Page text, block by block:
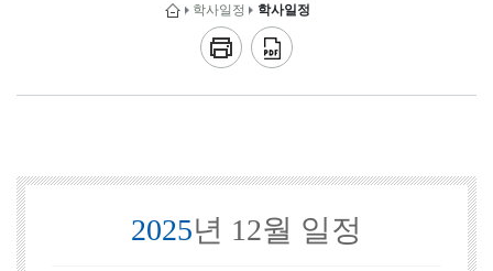
학사일정 학사일정
2025년 12월 일정